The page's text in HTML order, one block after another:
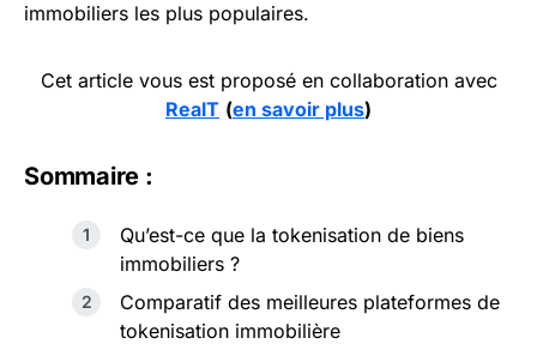
immobiliers les plus populaires.
Cet article vous est proposé en collaboration avec
RealT (en savoir plus)
Sommaire :
Qu’est-ce que la tokenisation de biens
immobiliers ?
Comparatif des meilleures plateformes de
tokenisation immobilière